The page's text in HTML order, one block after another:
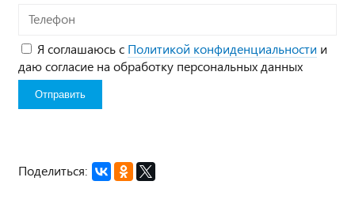
Телефон
Я соглашаюсь с Политикой конфиденциальности и
даю согласие на обработку персональных данных
Поделиться: